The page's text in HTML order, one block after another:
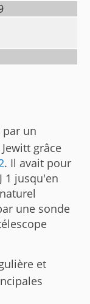
par un
grâce
. Il avait pour
1 jusqu'en
une sonde
et